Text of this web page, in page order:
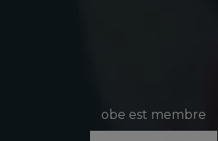
obe est membre